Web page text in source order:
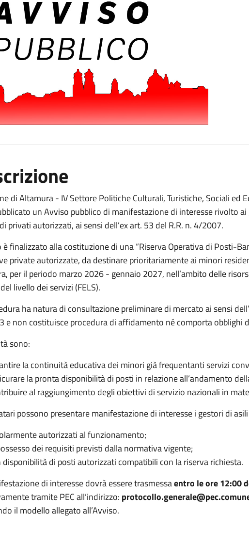
di Altamura - IV Settore Politiche Culturali, Turistiche, Sociali ed
unAvviso pubblico di manifestazione di interesserivolto ai
privati autorizzati, ai sensi dell’ex art. 53 del R.R. n. 4/2007.
è finalizzato allacostituzione di una “Riserva Operativa di Posti-
private autorizzate, da destinare prioritariamente ai minori
, per il periodo marzo 2026 - gennaio 2027, nell’ambito delle
livello dei servizi (FELS).
ha natura di consultazione preliminare di mercatoai sensi
e non costituisce procedura di affidamento né comporta obblighi
sono:
lacontinuità educativadei minori già frequentanti servizi
lapronta disponibilità di posti in relazione all’andamento
al raggiungimento degli obiettivi di servizio nazionali in
possono presentare manifestazione di interesse i gestori di
autorizzati al funzionamento;
dei requisiti previsti dalla normativa vigente;
disponibilità di posti autorizzati compatibili con la riserva richiesta.
di interesse dovrà essere trasmessaentro le ore 12:00
tramitePECall’indirizzo:
il modello allegato all’Avviso.